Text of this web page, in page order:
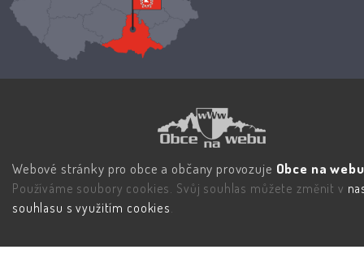
Webové stránky pro obce a občany provozuje Obce na
Používáme soubory cookies. Svůj souhlas můžete změnit v
souhlasu s využitím cookies.